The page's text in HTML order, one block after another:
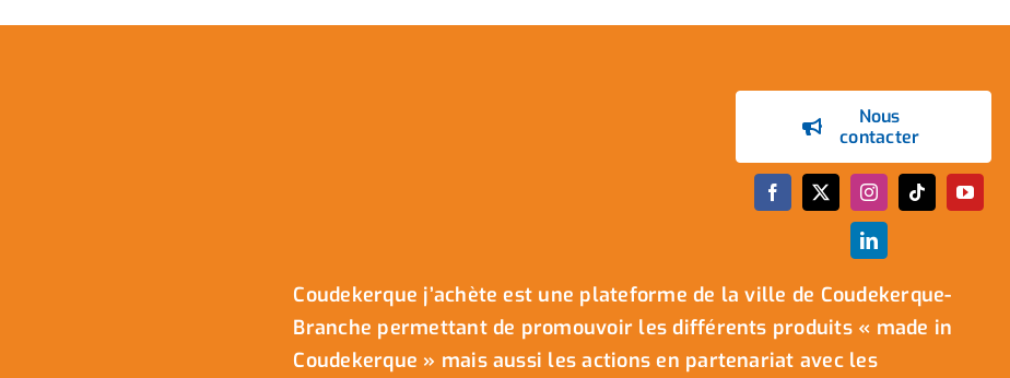
Nous
contacter
Coudekerque j’achète est une plateforme de la ville de Coudekerque-
Branche permettant de promouvoir les différents produits « made in
Coudekerque » mais aussi les actions en partenariat avec les